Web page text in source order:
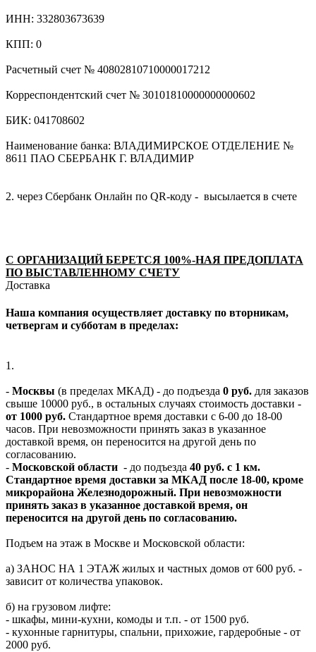
ИНН: 332803673639
КПП: 0
Расчетный счет № 40802810710000017212
Корреспондентский счет № 30101810000000000602
БИК: 041708602
Наименование банка: ВЛАДИМИРСКОЕ ОТДЕЛЕНИЕ №
8611 ПАО СБЕРБАНК Г. ВЛАДИМИР
2. через Сбербанк Онлайн по QR-коду - высылается в счете
С ОРГАНИЗАЦИЙ БЕРЕТСЯ 100%-НАЯ ПРЕДОПЛАТА
ПО ВЫСТАВЛЕННОМУ СЧЕТУ
Доставка
Наша компания осуществляет доставку по вторникам,
четвергам и субботам в пределах:
1.
- Москвы (в пределах МКАД) - до подъезда 0 руб. для заказов
свыше 10000 руб., в остальных случаях стоимость доставки -
от 1000 руб. Стандартное время доставки с 6-00 до 18-00
часов. При невозможности принять заказ в указанное
доставкой время, он переносится на другой день по
согласованию.
- Московской области - до подъезда 40 руб. с 1 км.
Стандартное время доставки за МКАД после 18-00, кроме
микрорайона Железнодорожный. При невозможности
принять заказ в указанное доставкой время, он
переносится на другой день по согласованию.
Подъем на этаж в Москве и Московской области:
а) ЗАНОС НА 1 ЭТАЖ жилых и частных домов от 600 руб. -
зависит от количества упаковок.
б) на грузовом лифте:
- шкафы, мини-кухни, комоды и т.п. - от 1500 руб.
- кухонные гарнитуры, спальни, прихожие, гардеробные - от
2000 руб.